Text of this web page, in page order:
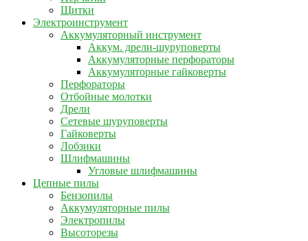
Щитки
Электроинструмент
Аккумуляторный инструмент
Аккум. дрели-шуруповерты
Аккумуляторные перфораторы
Аккумуляторные гайковерты
Перфораторы
Отбойные молотки
Дрели
Сетевые шуруповерты
Гайковерты
Лобзики
Шлифмашины
Угловые шлифмашины
Цепные пилы
Бензопилы
Аккумуляторные пилы
Электропилы
Высоторезы